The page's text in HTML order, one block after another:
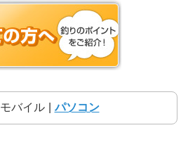
モバイル パソコン